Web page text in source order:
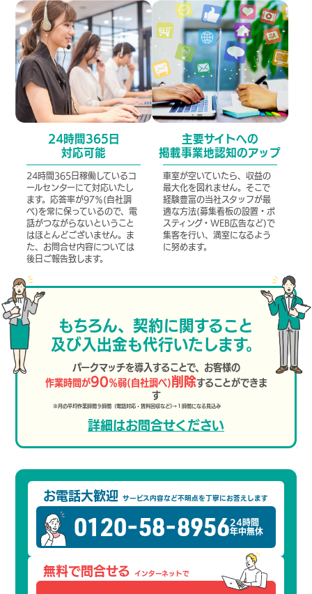
24時間365日
対応可能
24時間365日稼働しているコ
ールセンターにて対応いたし
ます。応答率が97％(自社調
べ)を常に保っているので、電
話がつながらないということ
はほとんどございません。ま
た、お問合せ内容については
後日ご報告致します。
主要サイトへの
掲載事業地認知のアップ
車室が空いていたら、収益の
最大化を図れません。そこで
経験豊富の当社スタッフが最
適な方法(募集看板の設置・ポ
スティング・WEB広告など)で
集客を行い、満室になるよう
に努めます。
もちろん、契約に関すること
及び入出金も代行いたします。
パークマッチを導入することで、お客様の
作業時間が90％弱(自社調べ)削除することができま
す
※月の平均作業時間９時間（電話対応・賃料回収など)→１時間になる見込み
詳細はお問合せください
お電話大歓迎 サービス内容など不明点を丁寧にお答えします
0120-58-895624時間
年中無休
無料で問合せる インターネットで